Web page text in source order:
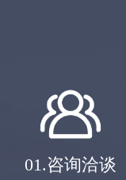
01.咨询洽谈